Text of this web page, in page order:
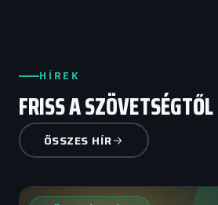
HÍREK
FRISS A SZÖVETSÉGTŐL
ÖSSZES HÍR